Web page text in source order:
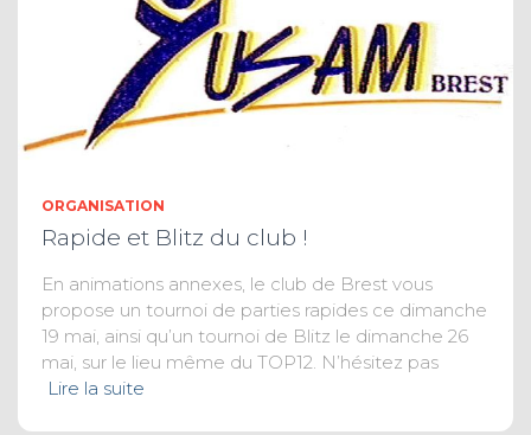
ORGANISATION
Rapide et Blitz du club !
En animations annexes, le club de Brest vous
propose un tournoi de parties rapides ce dimanche
19 mai, ainsi qu’un tournoi de Blitz le dimanche 26
mai, sur le lieu même du TOP12. N’hésitez pas
Lire la suite